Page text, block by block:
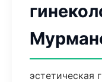
эстетическая